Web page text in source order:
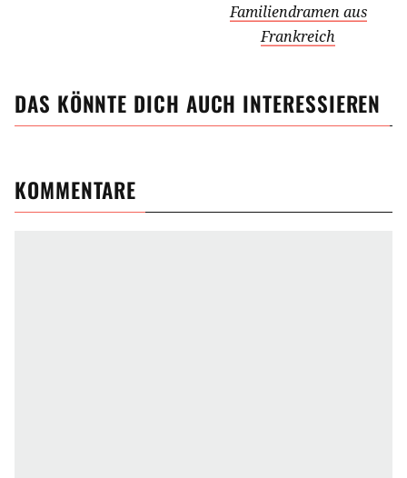
Familiendramen aus
Frankreich
DAS KÖNNTE DICH AUCH INTERESSIEREN
KOMMENTARE